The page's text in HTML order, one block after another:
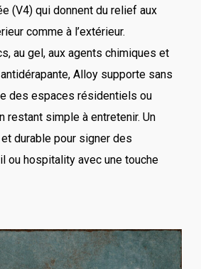
(V4) qui donnent du relief aux
comme à l’extérieur.
au gel, aux agents chimiques et
Alloy supporte sans
des espaces résidentiels ou
restant simple à entretenir. Un
durable pour signer des
ou hospitality avec une touche